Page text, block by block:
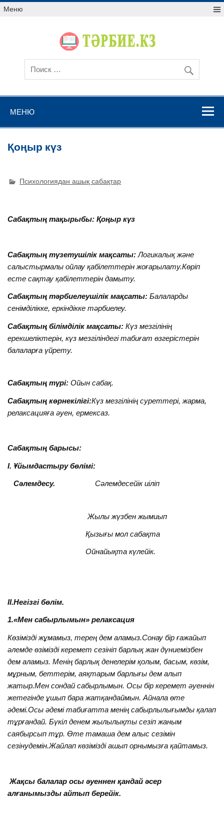
Меню
МЕНЮ
Қоңыр күз
Психологиядан ашық сабақтар
Сабақтың тақырыбы: Қоңыр күз
Сабақтың түзетушілік мақсаты:Логикалық және
салыстырмалы ойлау қабілеттерін жоғарылату.Көріп
есте сақтау қабілеттерін дамыту.
Сабақтың тәрбиелеушілік мақсаты: Балаларды
сенімділікке, еркіндікке тәрбиелеу.
Сабақтың білімділік мақсаты: Күз мезгілінің
ерекшеліктерін, күз мезгіліндегі табиғат өзгерістерін
балаларға үйрету.
Сабақтың түрі: Ойын сабақ.
Сабақтың көрнекілігі:Күз мезгілінің суреттері, жарма,
релаксацияға әуен, ермексаз.
Сабақтың барысы:
І. Ұйымдастыру бөлімі:
Сәлемдесу. Сәлемдесейік иіліп
Жылы жүзбен жымиып
Қызығы мол сабақта
Ойнайықта күлейік.
ІІ.Негізгі бөлім.
1.«Мен сабырлымын» релаксация
Көзімізді жұмамыз, терең дем аламыз.Сонау бір ғажайып
әлемде өзімізді керемет сезініп барлық жан дүниемізбен
дем аламыз. Менің барлық денелерім қолым, басым, көзім,
мұрным, беттерім, аяқтарым барлығы дем алып
жатыр.Мен сондай сабырлымын. Осы бір керемет әуеннін
жетегінде ұшып бара жатқандаймын. Айнала өте
әдемі.Осы әдемі табиғатта менің сабырлылығымды қалап
тұрғандай. Бүкіл денем жылылықты сезіп жаным
саябырсып тұр. Өте тамаша дем алыс сезімін
сезінудемін.Жайлап көзімізді ашып орнымызға қайтамыз.
Жақсы балалар осы әуеннен қандай әсер
алғанымызды айтып берейік.